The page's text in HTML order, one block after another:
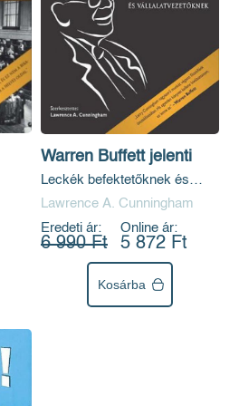
Warren Buffett jelenti
Leckék befektetőknek és
vállalatvezetőknek
Lawrence A. Cunningham
Eredeti ár:
6 990 Ft
Online ár:
5 872 Ft
Kosárba